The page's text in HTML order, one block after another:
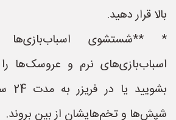
بالا قرار دهید.
* **شستشوی
اسباب‌بازی‌های نرم و عروسک‌ها
شپش‌ها و تخم‌هایشان از بین بروند.